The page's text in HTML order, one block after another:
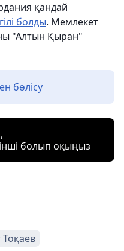
қандай
болды. Мемлекет
"Алтын Қыран"
бөлісу
болып оқыңыз